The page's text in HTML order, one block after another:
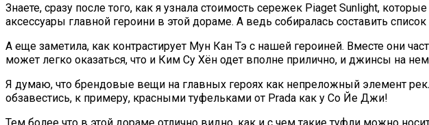
Знаете, сразу после того, как я узнала стоимость сережек Piaget Sunlight,
аксессуары главной героини в этой дораме. А ведь собиралась составить
А еще заметила, как контрастирует Мун Кан Тэ с нашей героиней. Вместе они
может легко оказаться, что и Ким Су Хён одет вполне прилично, и джинсы на
Я думаю, что брендовые вещи на главных героях как непреложный элемент
обзавестись, к примеру, красными туфельками от Prada как у Со Йе Джи!